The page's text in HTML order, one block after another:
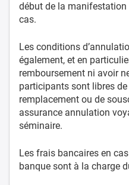
début de la
cas.
Les conditions
également, et en
remboursement ni avoir
participants sont libres
remplacement ou de
assurance annulation
séminaire.
Les frais bancaires en
banque sont à la charge